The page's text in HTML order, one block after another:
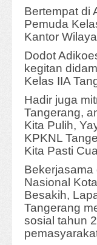
Bertempat di
Pemuda
Kantor
Dodot
kegitan
Kelas IIA
Hadir juga
Tangerang,
Kita Pulih,
KPKNL
Kita Pasti
Nasional
Besakih,
Tangerang
sosial tahun